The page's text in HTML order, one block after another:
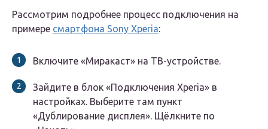
Рассмотрим подробнее процесс подключения на
примере смартфона Sony Xperia:
Включите «Миракаст» на ТВ-устройстве.
Зайдите в блок «Подключения Xperia» в
настройках. Выберите там пункт
«Дублирование дисплея». Щёлкните по